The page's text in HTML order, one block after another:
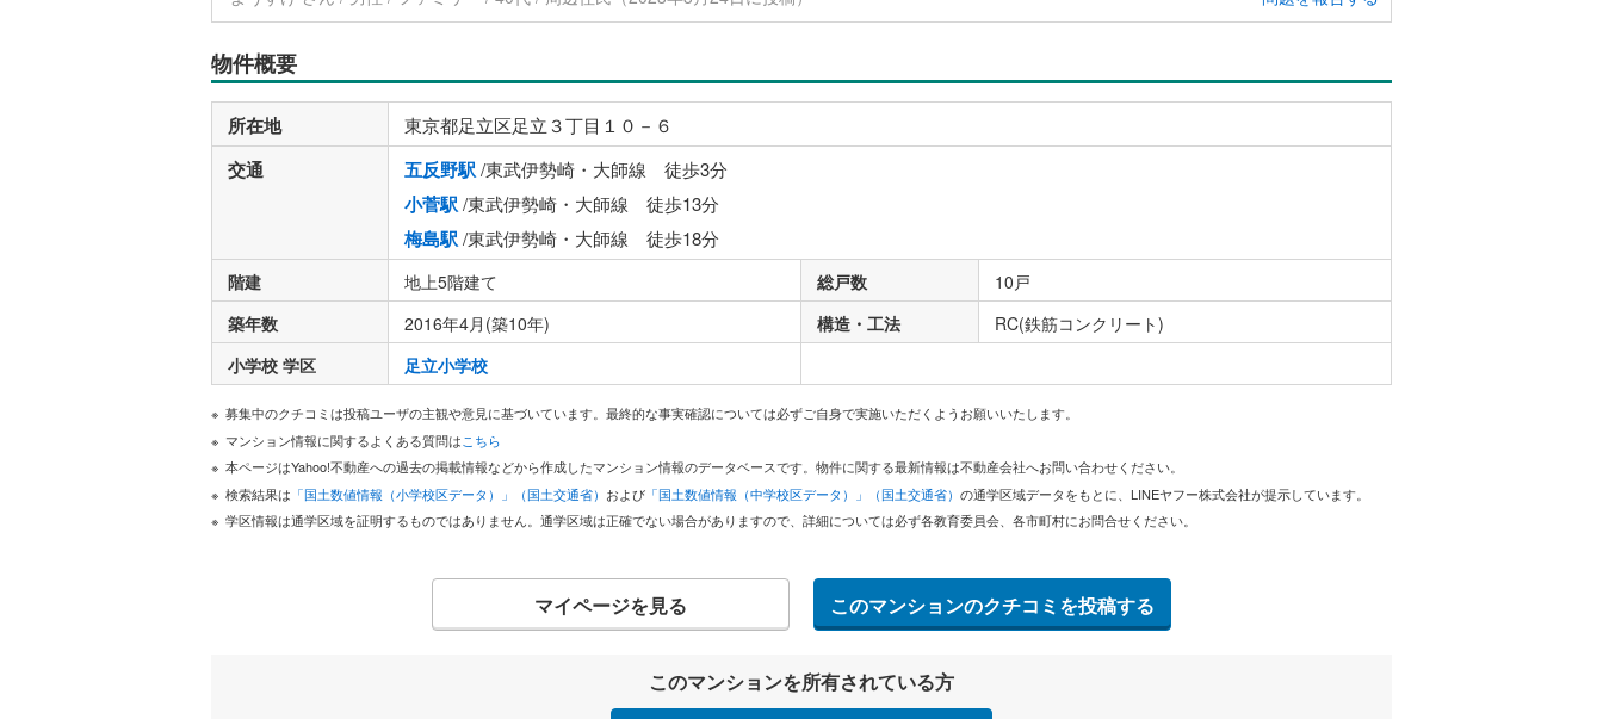
物件概要
所在地 東京都足立区足立３丁目１０－６
交通 五反野駅/東武伊勢崎・大師線 徒歩3分
小菅駅/東武伊勢崎・大師線 徒歩13分
梅島駅/東武伊勢崎・大師線 徒歩18分
階建 地上5階建て 総戸数
10戸
築年数
2016年4月(築10年) 構造・工法
RC(鉄筋コンクリート)
小学校 学区
足立小学校
募集中のクチコミは投稿ユーザの主観や意見に基づいています。最終的な事実確認については必ずご自身で実施いただくようお願いいたします。
マンション情報に関するよくある質問はこちら
本ページはYahoo!不動産への過去の掲載情報などから作成したマンション情報のデータベースです。物件に関する最新情報は不動産会社へお問い合わせください。
検索結果は 「国土数値情報（小学校区データ）」（国土交通省） および 「国土数値情報（中学校区データ）」（国土交通省） の通学区域データをもとに、LINEヤフー株式会社が提示しています。
学区情報は通学区域を証明するものではありません。通学区域は正確でない場合がありますので、詳細については必ず各教育委員会、各市町村にお問合せください。
マイページを見る このマンションのクチコミを投稿する
このマンションを所有されている方